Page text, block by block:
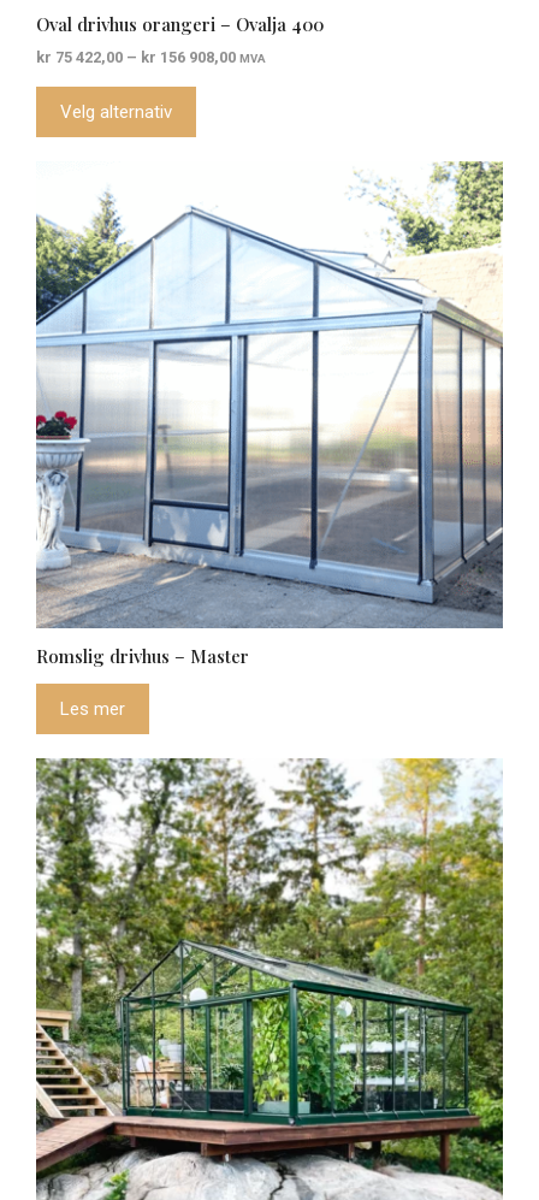
Oval drivhus orangeri – Ovalja 400
kr 75 422,00 – kr 156 908,00Prisområde:
MVA
Velg alternativ
Romslig drivhus – Master
Les mer